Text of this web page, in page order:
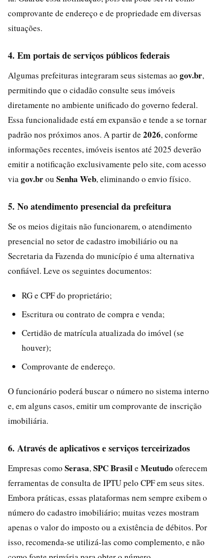
comprovante de endereço e de propriedade em diversas
situações.
4. Em portais de serviços públicos federais
Algumas prefeituras integraram seus sistemas ao gov.br,
permitindo que o cidadão consulte seus imóveis
diretamente no ambiente unificado do governo federal.
Essa funcionalidade está em expansão e tende a se tornar
padrão nos próximos anos. A partir de 2026, conforme
informações recentes, imóveis isentos até 2025 deverão
emitir a notificação exclusivamente pelo site, com acesso
via gov.brou Senha Web, eliminando o envio físico.
5. No atendimento presencial da prefeitura
Se os meios digitais não funcionarem, o atendimento
presencial no setor de cadastro imobiliário ou na
Secretaria da Fazenda do município é uma alternativa
confiável. Leve os seguintes documentos:
RG e CPF do proprietário;
Escritura ou contrato de compra e venda;
Certidão de matrícula atualizada do imóvel (se
houver);
Comprovante de endereço.
O funcionário poderá buscar o número no sistema interno
e, em alguns casos, emitir um comprovante de inscrição
imobiliária.
6. Através de aplicativos e serviços terceirizados
Empresas como Serasa, SPC Brasile Meutudo oferecem
ferramentas de consulta de IPTU pelo CPF em seus sites.
Embora práticas, essas plataformas nem sempre exibem o
número do cadastro imobiliário; muitas vezes mostram
apenas o valor do imposto ou a existência de débitos. Por
isso, recomenda-se utilizá-las como complemento, e não